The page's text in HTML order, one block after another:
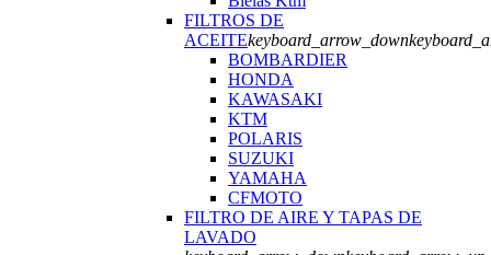
FILTROS DE
ACEITEkeyboard_arrow_down
BOMBARDIER
HONDA
KAWASAKI
KTM
POLARIS
SUZUKI
YAMAHA
CFMOTO
FILTRO DE AIRE Y TAPAS DE
LAVADO